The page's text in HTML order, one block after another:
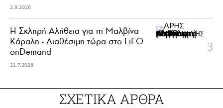
2.8.2026
Η Σκληρή Αλήθεια για τη Μαλβίνα
Κάραλη - Διαθέσιμη τώρα στo LiFO
onDemand
31.7.2026
ΣΧΕΤΙΚΑ ΑΡΘΡΑ